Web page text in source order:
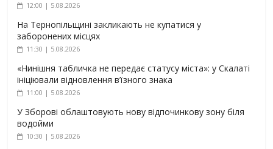
12:00 | 5.08.2026
На Тернопільщині закликають не купатися у
заборонених місцях
11:30 | 5.08.2026
«Нинішня табличка не передає статусу міста»: у Скалаті
ініціювали відновлення в’їзного знака
11:00 | 5.08.2026
У Зборові облаштовують нову відпочинкову зону біля
водойми
10:30 | 5.08.2026